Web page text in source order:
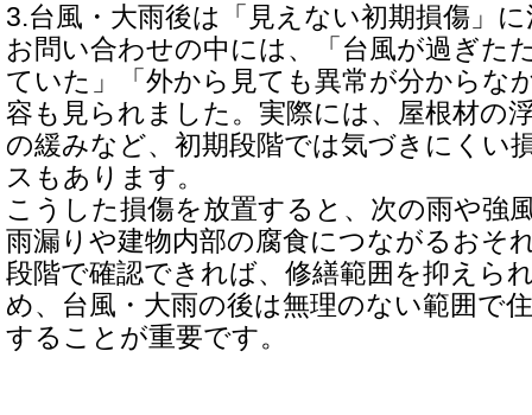
3.台風・大雨後は「見えない初期損傷」に
お問い合わせの中には、「台風が過ぎた
ていた」「外から見ても異常が分からな
容も見られました。実際には、屋根材の
の緩みなど、初期段階では気づきにくい
スもあります。
こうした損傷を放置すると、次の雨や強
雨漏りや建物内部の腐食につながるおそ
段階で確認できれば、修繕範囲を抑えら
め、台風・大雨の後は無理のない範囲で
することが重要です。